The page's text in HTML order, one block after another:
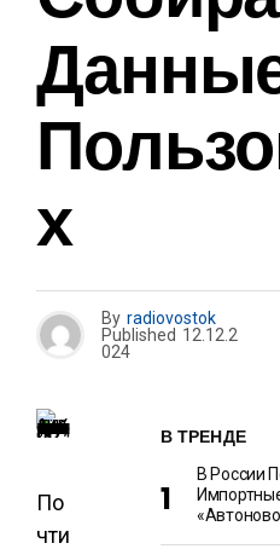
Х
By radiovostok
Published 12.12.2
024
По
чти
В ТРЕНДЕ
В России